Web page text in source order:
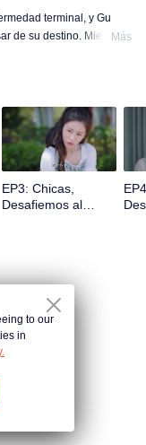
terminal, y Gu
de su destino. Mientras
Más
EP3: Chicas,
Desafiemos al
to our
in